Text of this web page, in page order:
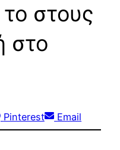
στους
στο
Share
on
Pinterest
Share
on
Email